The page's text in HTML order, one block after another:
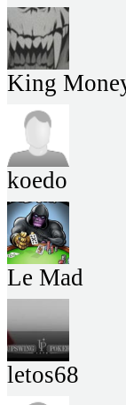
King
koedo
Le Mad
letos68